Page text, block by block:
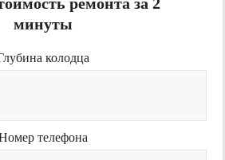
минуты
колодца
телефона